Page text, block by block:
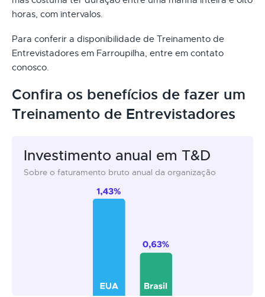
horas, com intervalos.
Para conferir a disponibilidade de Treinamento de
Entrevistadores em Farroupilha, entre em contato
conosco.
Confira os benefícios de fazer um
Treinamento de Entrevistadores
Investimento anual em T&D
Sobre o faturamento bruto anual da organização